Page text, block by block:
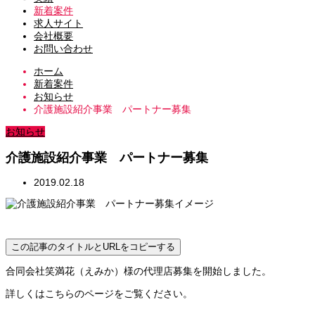
新着案件
求人サイト
会社概要
お問い合わせ
ホーム
新着案件
お知らせ
介護施設紹介事業 パートナー募集
お知らせ
介護施設紹介事業 パートナー募集
2019.02.18
この記事のタイトルとURLをコピーする
合同会社笑満花（えみか）様の代理店募集を開始しました。
詳しくはこちらのページをご覧ください。